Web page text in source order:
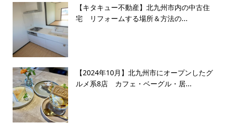
【キタキュー不動産】北九州市内の中古住
宅 リフォームする場所＆方法の...
【2024年10月】北九州市にオープンしたグ
ルメ系8店 カフェ・ベーグル・居...